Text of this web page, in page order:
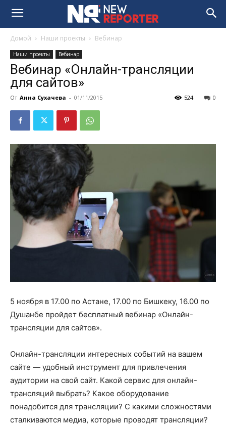
Домой Наши проекты Вебинар
Наши проекты Вебинар
Вебинар «Онлайн-трансляции
для сайтов»
От Анна Сухачева - 01/11/2015 0
524
5 ноября в 17.00 по Астане, 17.00 по Бишкеку, 16.00 по
Душанбе пройдет бесплатный вебинар «Онлайн-
трансляции для сайтов».
Онлайн-трансляции интересных событий на вашем
сайте — удобный инструмент для привлечения
аудитории на свой сайт. Какой сервис для онлайн-
трансляций выбрать? Какое оборудование
понадобится для трансляции? С какими сложностями
сталкиваются медиа, которые проводят трансляции?